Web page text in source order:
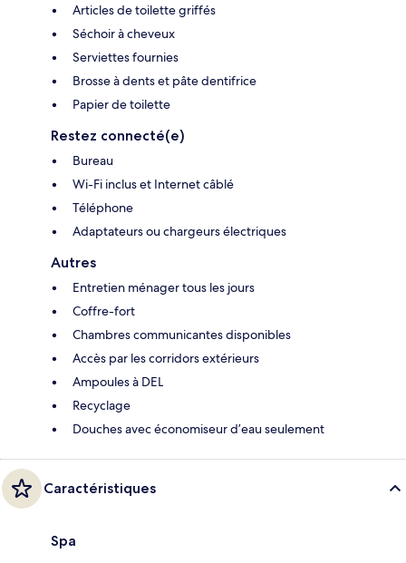
Articles de toilette griffés
Séchoir à cheveux
Serviettes fournies
Brosse à dents et pâte dentifrice
Papier de toilette
Restez connecté(e)
Bureau
Wi-Fi inclus et Internet câblé
Téléphone
Adaptateurs ou chargeurs électriques
Autres
Entretien ménager tous les jours
Coffre-fort
Chambres communicantes disponibles
Accès par les corridors extérieurs
Ampoules à DEL
Recyclage
Douches avec économiseur d’eau seulement
Caractéristiques
Spa